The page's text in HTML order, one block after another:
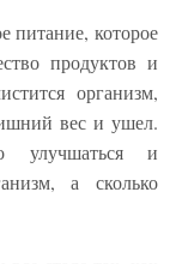
питание, которое
продуктов и
организм,
вес и ушел.
улучшаться и
а сколько